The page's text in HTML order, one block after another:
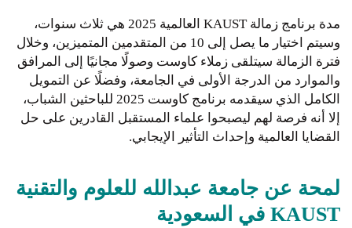
مدة برنامج زمالة KAUST العالمية 2025 هي ثلاث سنوات،
وسيتم اختيار ما يصل إلى 10 من المتقدمين المتميزين، وخلال
فترة الزمالة سيتلقى زملاء كاوست وصولًا مجانيًا إلى المرافق
والموارد من الدرجة الأولى في الجامعة، وفضلًا عن التمويل
الكامل الذي سيقدمه برنامج كاوست 2025 للباحثين الشباب،
إلا أنه فرصة لهم ليصبحوا علماء المستقبل القادرين على حل
القضايا العالمية وإحداث التأثير الإيجابي.
لمحة عن جامعة عبدالله للعلوم والتقنية
KAUST في السعودية